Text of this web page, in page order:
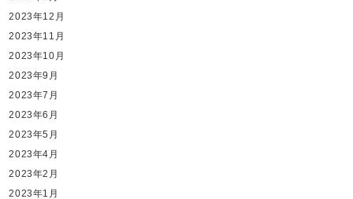
2023年12月
2023年11月
2023年10月
2023年9月
2023年7月
2023年6月
2023年5月
2023年4月
2023年2月
2023年1月